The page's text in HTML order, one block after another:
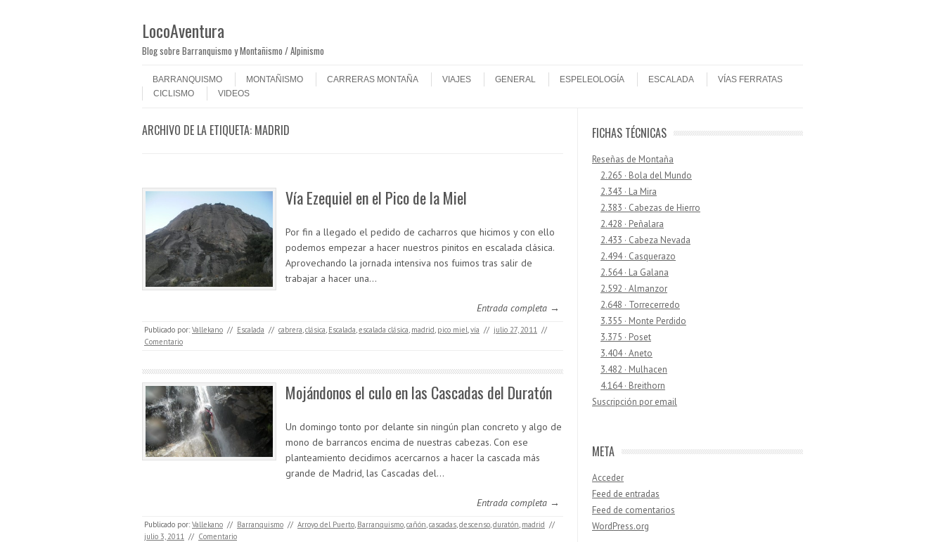
LocoAventura
Blog sobre Barranquismo y Montañismo / Alpinismo
Menú
BARRANQUISMO
MONTAÑISMO CARRERAS MONTAÑA VIAJES GENERAL ESPELEOLOGÍA ESCALADA
VÍAS FERRATAS
CICLISMO
VIDEOS
ARCHIVO DE LA ETIQUETA: MADRID
Vía Ezequiel en el Pico de la Miel
Por fin a llegado el pedido de cacharros que hicimos y con ello
podemos empezar a hacer nuestros pinitos en escalada clásica.
Aprovechando la jornada intensiva nos fuimos tras salir de
trabajar a hacer una…
Entrada completa →
Publicado por: Vallekano // Escalada // cabrera,clásica, Escalada,escalada clásica, madrid, pico miel,vía // julio 27, 2011 //
Comentario
Mojándonos el culo en las Cascadas del Duratón
Un domingo tonto por delante sin ningún plan concreto y algo de
mono de barrancos encima de nuestras cabezas. Con ese
planteamiento decidimos acercarnos a hacer la cascada más
grande de Madrid, las Cascadas del…
Entrada completa →
Publicado por: Vallekano // Barranquismo // Arroyo del Puerto, Barranquismo,cañón,cascadas,descenso,duratón, madrid //
julio 3, 2011 // Comentario
FICHAS TÉCNICAS
Reseñas de Montaña
2.265 · Bola del Mundo
2.343 · La Mira
2.383 · Cabezas de Hierro
2.428 · Peñalara
2.433 · Cabeza Nevada
2.494 · Casquerazo
2.564 · La Galana
2.592 · Almanzor
2.648 · Torrecerredo
3.355 · Monte Perdido
3.375 · Poset
3.404 · Aneto
3.482 · Mulhacen
4.164 · Breithorn
Suscripción por email
META
Acceder
Feed de entradas
Feed de comentarios
WordPress.org